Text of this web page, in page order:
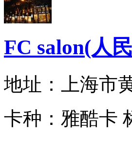
FC salon(人
地址：
上海市
卡种： 雅酷卡